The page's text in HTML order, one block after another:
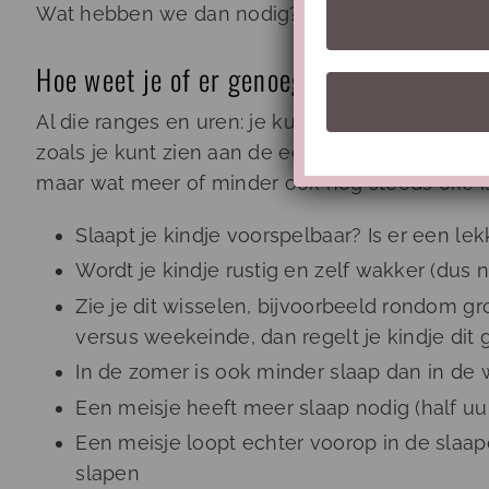
Wat hebben we dan nodig?
Hoe weet je of er genoeg wordt
Al die ranges en uren: je kunt ze grosso modo
zoals je kunt zien aan de eerste tabel waarbij
maar wat meer of minder ook nog steeds oké
Slaapt je kindje voorspelbaar? Is er een
Wordt je kindje rustig en zelf wakker (dus
Zie je dit wisselen, bijvoorbeeld rondom
versus weekeinde, dan regelt je kindje dit
In de zomer is ook minder slaap dan in de
Een meisje heeft meer slaap nodig (half
Een meisje loopt echter voorop in de
slapen